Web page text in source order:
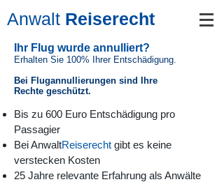
Anwalt Reiserecht
Ihr Flug wurde annulliert?
Erhalten Sie 100% Ihrer Entschädigung.
Bei Flugannullierungen sind Ihre
Rechte geschützt.
Bis zu 600 Euro Entschädigung pro
Passagier
Bei AnwaltReiserecht gibt es keine
verstecken Kosten
25 Jahre relevante Erfahrung als Anwälte